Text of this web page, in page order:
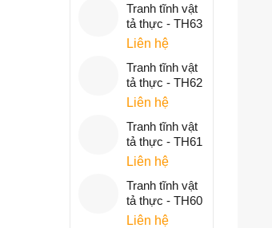
Tranh tĩnh vật
tả thực - TH63
Liên hệ
Tranh tĩnh vật
tả thực - TH62
Liên hệ
Tranh tĩnh vật
tả thực - TH61
Liên hệ
Tranh tĩnh vật
tả thực - TH60
Liên hệ